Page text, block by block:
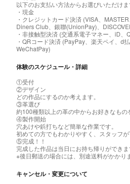
以下のお支払い方法からお選びいただけま
・現金
・クレジットカード決済 (VISA、
Diners Club、銀聯(UnionPay)、
・非接触型決済 (交通系電子マネー、iD、
・QRコード決済 (PayPay、楽天ペイ、d
WeChatPay)
体験のスケジュール・詳細
①受付
②デザイン
どの作品にするのか考えます。
③革選び
約100種類以上の革の中からお好きなもの
④製作開始
穴あけや鋲打ちなど簡単な作業です。
初めての方でもわかりやすく、スタッフ
⑤完成！！
完成した作品は当日にお持ち帰りができま
※後日郵送の場合には、別途送料がかかり
キャンセル・変更について